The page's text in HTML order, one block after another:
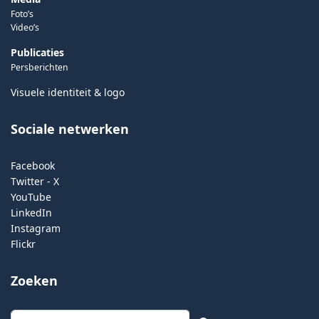
Foto’s
Video’s
Publicaties
Persberichten
Visuele identiteit & logo
Sociale netwerken
Facebook
Twitter - X
YouTube
LinkedIn
Instagram
Flickr
Zoeken